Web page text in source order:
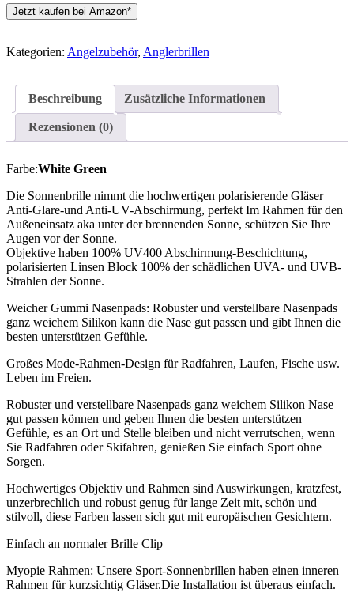
Jetzt kaufen bei Amazon*
Kategorien: Angelzubehör, Anglerbrillen
Beschreibung Zusätzliche Informationen
Rezensionen (0)
Farbe:White Green
Die Sonnenbrille nimmt die hochwertigen polarisierende Gläser
Anti-Glare-und Anti-UV-Abschirmung, perfekt Im Rahmen für den
Außeneinsatz aka unter der brennenden Sonne, schützen Sie Ihre
Augen vor der Sonne.
Objektive haben 100% UV400 Abschirmung-Beschichtung,
polarisierten Linsen Block 100% der schädlichen UVA- und UVB-
Strahlen der Sonne.
Weicher Gummi Nasenpads: Robuster und verstellbare Nasenpads
ganz weichem Silikon kann die Nase gut passen und gibt Ihnen die
besten unterstützen Gefühle.
Großes Mode-Rahmen-Design für Radfahren, Laufen, Fische usw.
Leben im Freien.
Robuster und verstellbare Nasenpads ganz weichem Silikon Nase
gut passen können und geben Ihnen die besten unterstützen
Gefühle, es an Ort und Stelle bleiben und nicht verrutschen, wenn
Sie Radfahren oder Skifahren, genießen Sie einfach Sport ohne
Sorgen.
Hochwertiges Objektiv und Rahmen sind Auswirkungen, kratzfest,
unzerbrechlich und robust genug für lange Zeit mit, schön und
stilvoll, diese Farben lassen sich gut mit europäischen Gesichtern.
Einfach an normaler Brille Clip
Myopie Rahmen: Unsere Sport-Sonnenbrillen haben einen inneren
Rahmen für kurzsichtig Gläser.Die Installation ist überaus einfach.